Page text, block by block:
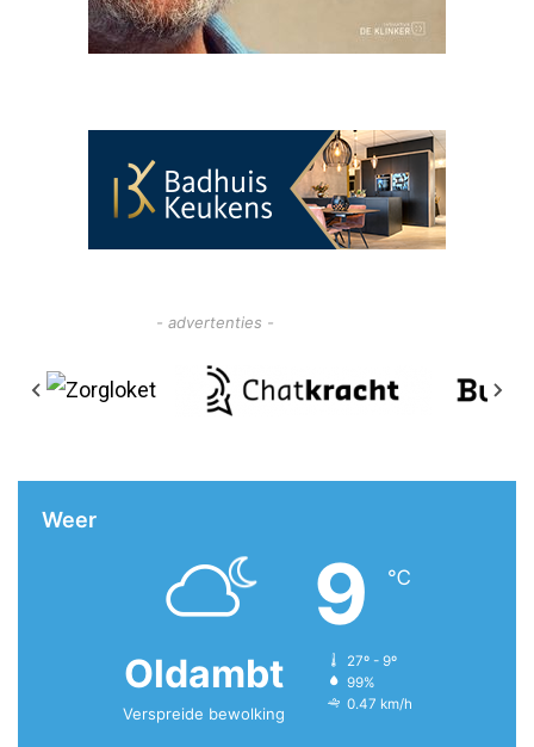
- advertenties -
Weer
Oldambt
Verspreide bewolking
9 ℃
27º - 9º
99%
0.47 km/h